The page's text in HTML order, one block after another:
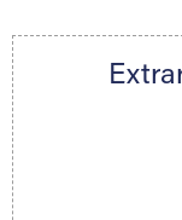
Telefon:+49
DMG